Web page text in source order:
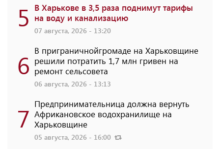
5 В Харькове в 3,5 раза поднимут тарифы
на воду и канализацию
07 августа, 2026 - 13:20
6 В приграничнойгромаде на Харьковщине
решили потратить 1,7 млн ​​гривен на
ремонт сельсовета
06 августа, 2026 - 13:13
7 Предпринимательница должна вернуть
Африкановское водохранилище на
Харьковщине
05 августа, 2026 - 16:00